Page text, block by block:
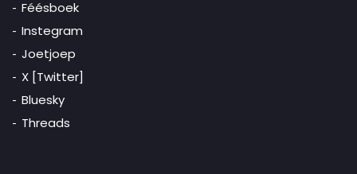
Féésboek
Instegram
Joetjoep
X [Twitter]
Bluesky
Threads